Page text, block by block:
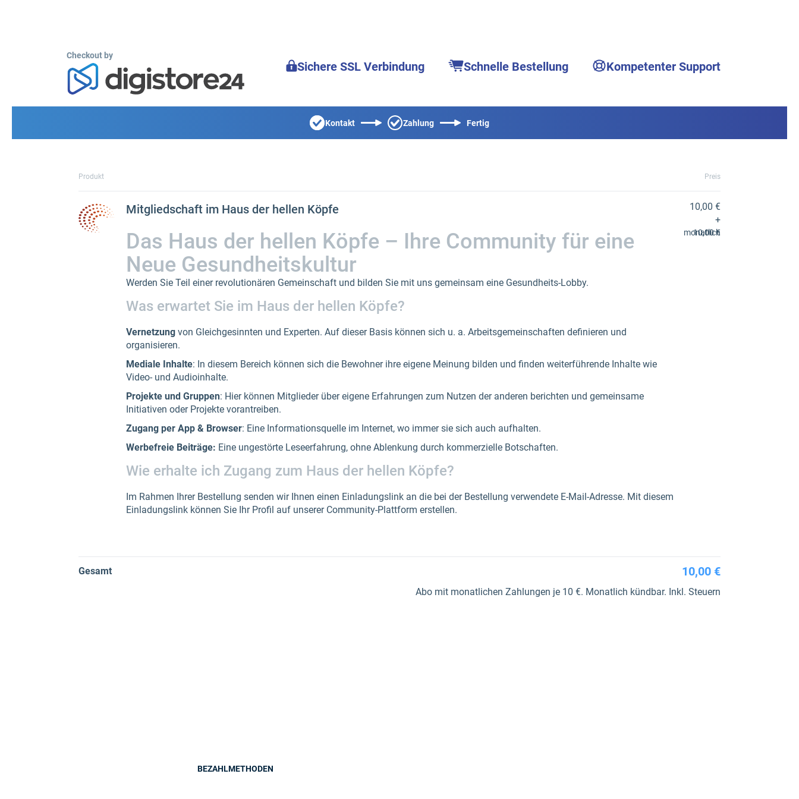
Checkout by
Sichere SSL Verbindung Schnelle Bestellung Kompetenter Support
Kontakt Zahlung Fertig
Produkt Preis
Mitgliedschaft im Haus der hellen Köpfe
Das Haus der hellen Köpfe – Ihre Community für eine
Neue Gesundheits­kultur
Werden Sie Teil einer revolutionären Gemeinschaft und bilden Sie mit uns gemeinsam eine Gesundheits-Lobby.
Was erwartet Sie im Haus der hellen Köpfe?
Vernetzung von Gleichgesinnten und Experten. Auf dieser Basis können sich u. a. Arbeits­gemein­schaften definieren und
organisieren.
Mediale Inhalte: In diesem Bereich können sich die Bewohner ihre eigene Meinung bilden und finden weiterführende Inhalte wie
Video- und Audioinhalte.
Projekte und Gruppen: Hier können Mitglieder über eigene Erfahrungen zum Nutzen der anderen berichten und gemeinsame
Initiativen oder Projekte vorantreiben.
Zugang per App & Browser: Eine Informationsquelle im Internet, wo immer sie sich auch aufhalten.
Werbefreie Beiträge: Eine ungestörte Leseerfahrung, ohne Ablenkung durch kommerzielle Botschaften.
Wie erhalte ich Zugang zum Haus der hellen Köpfe?
Im Rahmen Ihrer Bestellung senden wir Ihnen einen Einladungslink an die bei der Bestellung verwendete E-Mail-Adresse. Mit diesem
Einladungslink können Sie Ihr Profil auf unserer Community-Plattform erstellen.
10,00 €
+
10,00 €
monatlich
Gesamt 10,00 €
Abo mit monatlichen Zahlungen je 10 €. Monatlich kündbar. Inkl. Steuern
BEZAHLMETHODEN